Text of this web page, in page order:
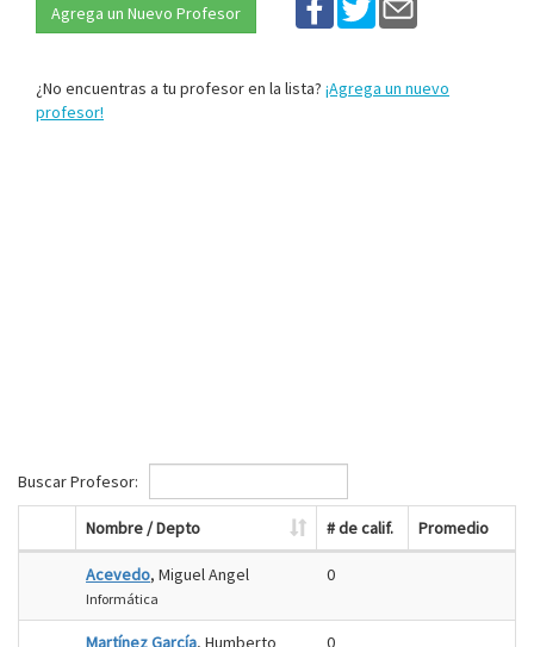
Agrega un Nuevo Profesor
¿No encuentras a tu profesor en la lista? ¡Agrega un nuevo
profesor!
Buscar Profesor:
Nombre / Depto # de calif. Promedio
Acevedo, Miguel Angel
Informática
0
Martínez García, Humberto 0